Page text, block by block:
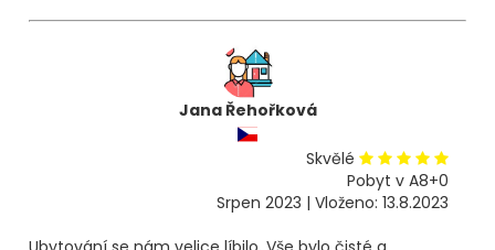
Jana Řehořková
Skvělé
Pobyt v A8+0
Srpen 2023 | Vloženo: 13.8.2023